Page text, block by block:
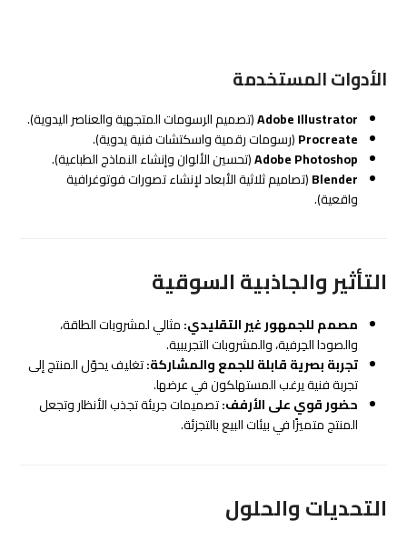
الأدوات المستخدمة
Adobe Illustrator(تصميم الرسومات المتجهية والعناصر اليدوية).
Procreate(رسومات رقمية واسكتشات فنية يدوية).
Adobe Photoshop(تحسين الألوان وإنشاء النماذج الطباعية).
Blender(تصاميم ثلاثية الأبعاد لإنشاء تصورات فوتوغرافية
واقعية).
التأثير والجاذبية السوقية
مصمم للجمهور غير التقليدي:مثالي لمشروبات الطاقة،
والصودا الحِرفية، والمشروبات التجريبية.
تجربة بصرية قابلة للجمع والمشاركة:تغليف يحوّل المنتج إلى
تجربة فنية يرغب المستهلكون في عرضها.
حضور قوي على الأرفف:تصميمات جريئة تجذب الأنظار وتجعل
المنتج متميزًا في بيئات البيع بالتجزئة.
التحديات والحلول